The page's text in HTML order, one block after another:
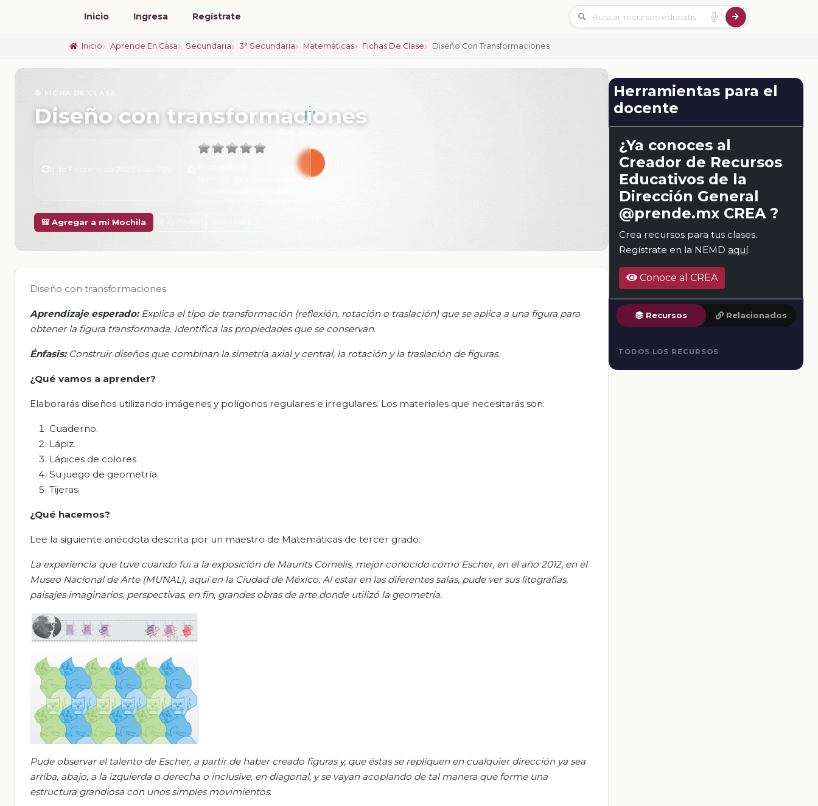
Inicio Ingresa Regístrate
Inicio Aprende En Casa Secundaria 3° Secundaria Matemáticas Fichas De Clase Diseño Con Transformaciones
📚 FICHA DE CLASE
Diseño con transformaciones
0
🎒 Agregar a mi Mochila
Diseño con transformaciones
Aprendizaje esperado:Explica el tipo de transformación (reflexión, rotación o traslación) que se aplica a una figura para
obtener la figura transformada. Identifica las propiedades que se conservan.
Énfasis: Construir diseños que combinan la simetría axial y central, la rotación y la traslación de figuras.
¿Qué vamos a aprender?
Elaborarás diseños utilizando imágenes y polígonos regulares e irregulares. Los materiales que necesitarás son:
Cuaderno.
Lápiz.
Lápices de colores
Su juego de geometría.
Tijeras.
¿Qué hacemos?
Lee la siguiente anécdota descrita por un maestro de Matemáticas de tercer grado:
La experiencia que tuve cuando fui a la exposición de Maurits Cornelis, mejor conocido como Escher, en el año 2012, en el
Museo Nacional de Arte (MUNAL), aquí en la Ciudad de México. Al estar en las diferentes salas, pude ver sus litografías,
paisajes imaginarios, perspectivas, en fin, grandes obras de arte donde utilizó la geometría.
Pude observar el talento de Escher, a partir de haber creado figuras y, que éstas se repliquen en cualquier dirección ya sea
arriba, abajo, a la izquierda o derecha o inclusive, en diagonal, y se vayan acoplando de tal manera que forme una
estructura grandiosa con unos simples movimientos.
Herramientas para el
docente
¿Ya conoces al
Creador de Recursos
Educativos de la
Dirección General
@prende.mx CREA ?
Crea recursos para tus clases.
Regístrate en la NEMD aquí.
Conoce al CREA
Recursos Relacionados
TODOS LOS RECURSOS